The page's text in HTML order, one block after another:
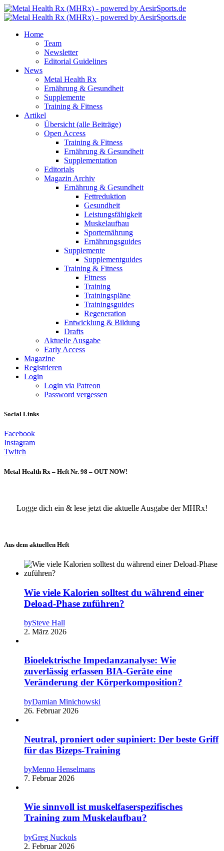
Home
Team
Newsletter
Editorial Guidelines
News
Metal Health Rx
Ernährung & Gesundheit
Supplemente
Training & Fitness
Artikel
Übersicht (alle Beiträge)
Open Access
Training & Fitness
Ernährung & Gesundheit
Supplementation
Editorials
Magazin Archiv
Ernährung & Gesundheit
Fettreduktion
Gesundheit
Leistungsfähigkeit
Muskelaufbau
Sporternährung
Ernährungsguides
Supplemente
Supplementguides
Training & Fitness
Fitness
Training
Trainingspläne
Trainingsguides
Regeneration
Entwicklung & Bildung
Drafts
Aktuelle Ausgabe
Early Access
Magazine
Registrieren
Login
Login via Patreon
Password vergessen
Social Links
Facebook
Instagram
Twitch
Metal Health Rx – Heft Nr. 98 – OUT NOW!
Logge dich ein & lese jetzt die aktuelle Ausgabe der MHRx!
Aus dem aktuellen Heft
Wie viele Kalorien solltest du während einer
Deload-Phase zuführen?
bySteve Hall
2. März 2026
Bioelektrische Impedanzanalyse: Wie
zuverlässig erfassen BIA-Geräte eine
Veränderung der Körperkomposition?
byDamian Minichowski
26. Februar 2026
Neutral, proniert oder supiniert: Der beste Griff
für das Bizeps-Training
byMenno Henselmans
7. Februar 2026
Wie sinnvoll ist muskelfaserspezifisches
Training zum Muskelaufbau?
byGreg Nuckols
2. Februar 2026